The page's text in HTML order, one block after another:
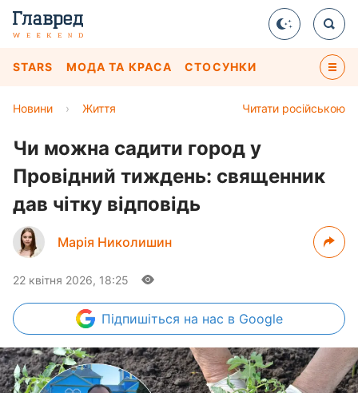
STARS МОДА ТА КРАСА СТОСУНКИ
Читати російською
Новини › Життя
Чи можна садити город у
Провідний тиждень: священник
дав чітку відповідь
Марія Николишин
22 квітня 2026, 18:25
Підпишіться на нас в Google